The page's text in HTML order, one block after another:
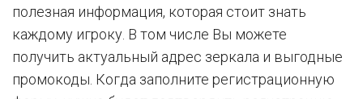
полезная информация, которая стоит знать
каждому игроку. В том числе Вы можете
получить актуальный адрес зеркала и выгодные
промокоды. Когда заполните регистрационную